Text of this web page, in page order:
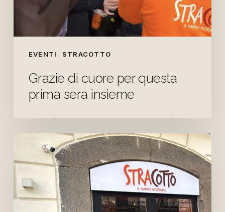
EVENTI STRACOTTO
Grazie di cuore per questa
prima sera insieme
Apertura
alle